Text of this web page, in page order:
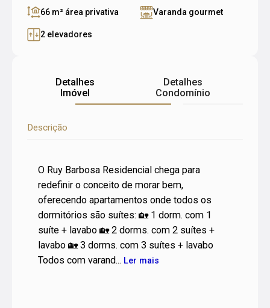
66 m² área privativa Varanda gourmet
2 elevadores
Detalhes
Imóvel
Detalhes
Condomínio
Descrição
O Ruy Barbosa Residencial chega para
redefinir o conceito de morar bem,
oferecendo apartamentos onde todos os
dormitórios são suítes: 🏡 1 dorm. com 1
suíte + lavabo 🏡 2 dorms. com 2 suítes +
lavabo 🏡 3 dorms. com 3 suítes + lavabo
Todos com varand... Ler mais